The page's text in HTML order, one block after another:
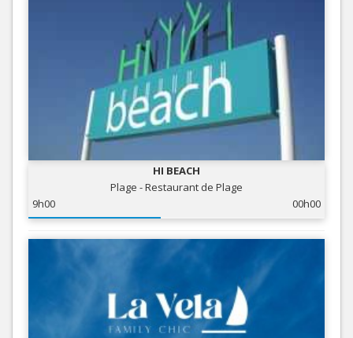
HI BEACH
Plage - Restaurant de Plage
9h00
00h00